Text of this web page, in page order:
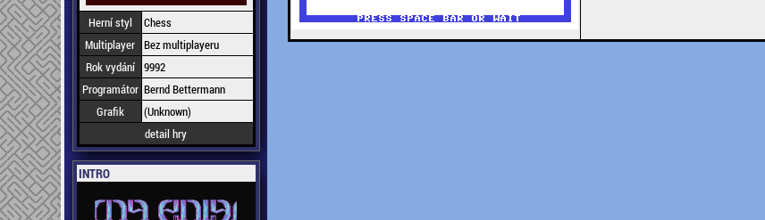
Herní styl
Chess
Multiplayer Bez multiplayeru
Rok vydání 9992
Programátor Bernd Bettermann
Grafik
(Unknown)
detail hry
INTRO